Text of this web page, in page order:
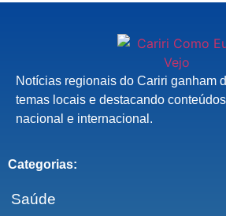
Notícias regionais do Cariri ganham
temas locais e destacando
nacional e internacional.
Categorias:
Saúde